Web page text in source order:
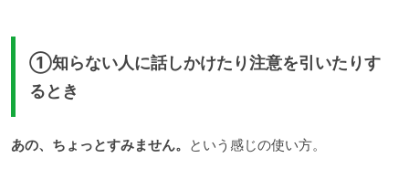
①知らない人に話しかけたり注意を引いたりす
るとき
あの、ちょっとすみません。 という感じの使い方。